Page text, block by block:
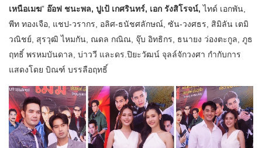
เหนือเมฆ” อ๊อฟ ชนะพล, ปูเป้ เกศรินทร์, เอก รังสิโรจน์, ไทด์ เอกพัน,
พีท ทองเจือ, แชป-วรากร, อลิศ-ธนัชศลักษณ์, ซัน-วงศธร, สิมิลัน เตมิ
วณิชย์, สุรวุฒิ ไหมกัน, ณดล กณิณ, จุ๊บ อิทธิกร, ธนายง ว่องตะกูล, ภูธ
ฤทธิ์ พรหมบันดาล, บ่าววี และดร.ปิยะวัฒน์ จุลล์จักวงศา กำกับการ
แสดงโดย บิณฑ์ บรรลือฤทธิ์